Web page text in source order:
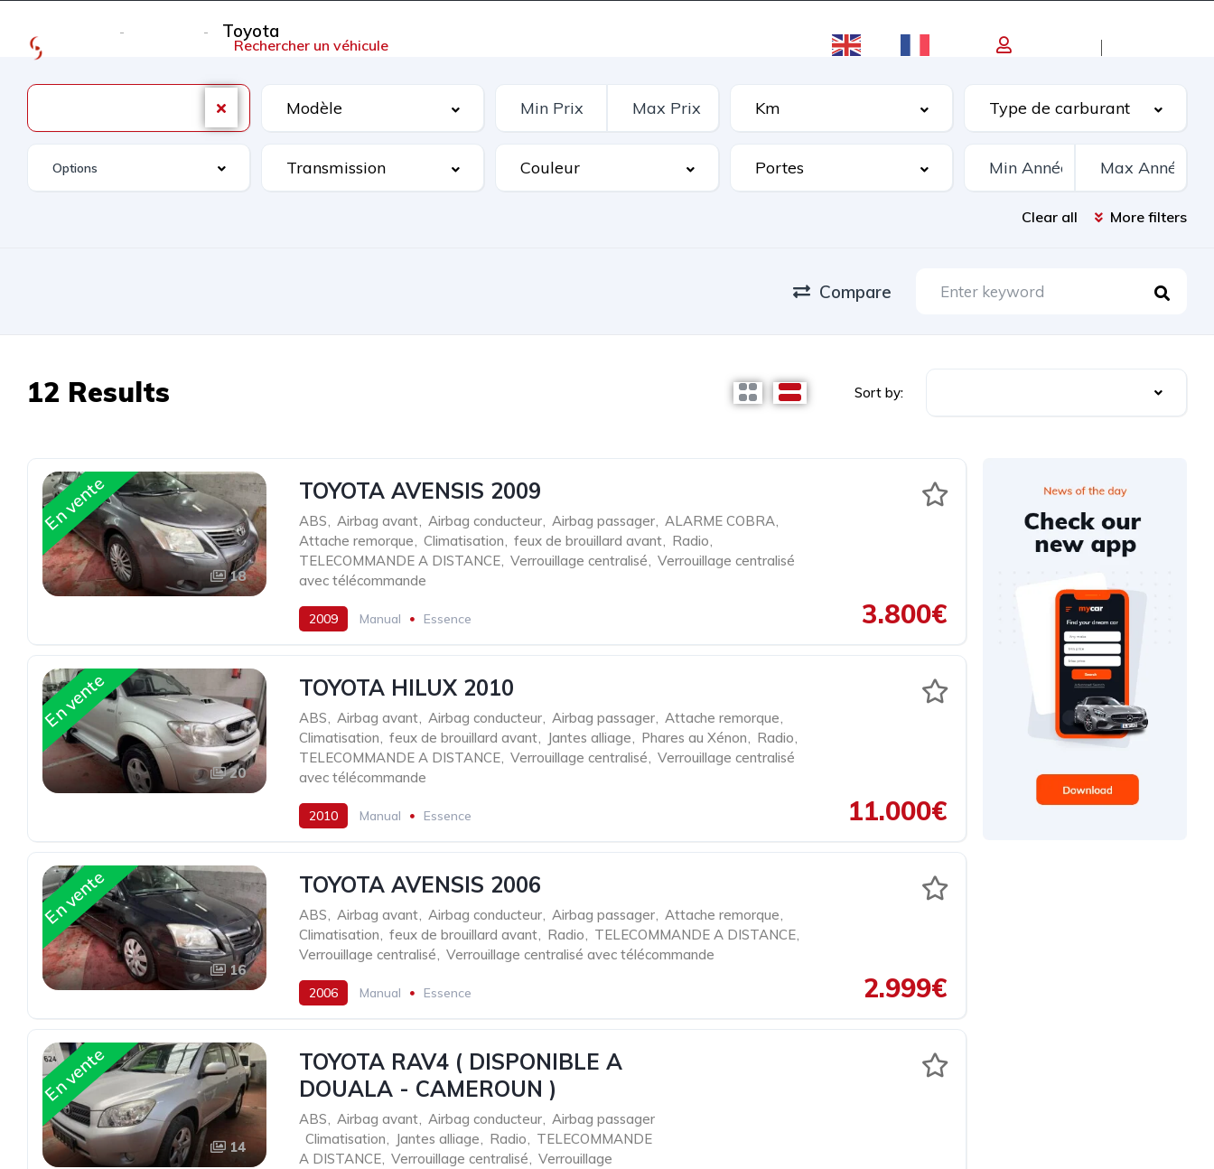
Rechercher un véhicule
Toyota
Options
Clear all More filters
Compare
12 Results Sort by:
En vente
18
TOYOTA AVENSIS 2009
ABS, Airbag avant, Airbag conducteur, Airbag passager, ALARME COBRA,
Attache remorque, Climatisation, feux de brouillard avant, Radio,
TELECOMMANDE A DISTANCE, Verrouillage centralisé, Verrouillage centralisé
avec télécommande
2009 Manual Essence 3.800€
En vente
20
TOYOTA HILUX 2010
ABS, Airbag avant, Airbag conducteur, Airbag passager, Attache remorque,
Climatisation, feux de brouillard avant, Jantes alliage, Phares au Xénon, Radio,
TELECOMMANDE A DISTANCE, Verrouillage centralisé, Verrouillage centralisé
avec télécommande
2010 Manual Essence 11.000€
En vente
16
TOYOTA AVENSIS 2006
ABS, Airbag avant, Airbag conducteur, Airbag passager, Attache remorque,
Climatisation, feux de brouillard avant, Radio, TELECOMMANDE A DISTANCE,
Verrouillage centralisé, Verrouillage centralisé avec télécommande
2006 Manual Essence 2.999€
En vente
14
TOYOTA RAV4 ( DISPONIBLE A
DOUALA - CAMEROUN )
ABS, Airbag avant, Airbag conducteur, Airbag passager
Climatisation, Jantes alliage, Radio, TELECOMMANDE
A DISTANCE, Verrouillage centralisé, Verrouillage